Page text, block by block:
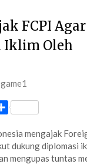
FCPI Agar
Iklim Oleh
game1
Share
mengajak
dukung diplomasi
mengupas tuntas